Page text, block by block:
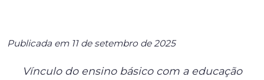
Publicada em 11 de setembro de 2025
Vínculo do ensino básico com a educação